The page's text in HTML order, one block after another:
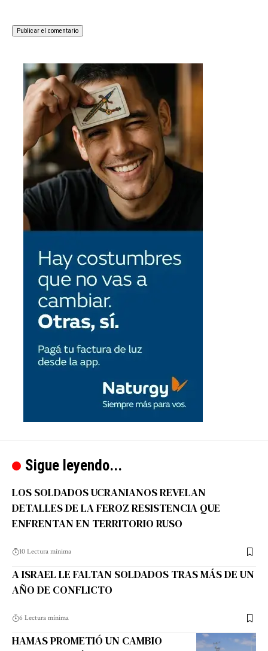
Sigue leyendo...
LOS SOLDADOS UCRANIANOS REVELAN
DETALLES DE LA FEROZ RESISTENCIA QUE
ENFRENTAN EN TERRITORIO RUSO
10 Lectura mínima
A ISRAEL LE FALTAN SOLDADOS TRAS MÁS DE UN
AÑO DE CONFLICTO
6 Lectura mínima
HAMAS PROMETIÓ UN CAMBIO